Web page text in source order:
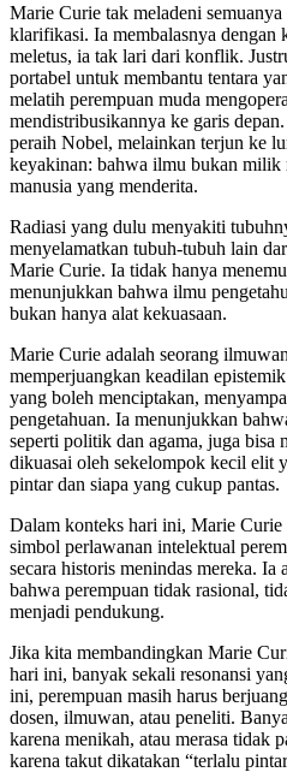
Marie Curie tak meladeni semuanya
klarifikasi. Ia membalasnya
meletus, ia tak lari dari konflik.
portabel untuk membantu tentara
melatih perempuan muda
mendistribusikannya ke garis
peraih Nobel, melainkan terjun ke
keyakinan: bahwa ilmu bukan milik
manusia yang menderita.
Radiasi yang dulu menyakiti
menyelamatkan tubuh-tubuh lain
Marie Curie. Ia tidak hanya
menunjukkan bahwa ilmu
bukan hanya alat kekuasaan.
Marie Curie adalah seorang
memperjuangkan keadilan
yang boleh menciptakan,
pengetahuan. Ia menunjukkan
seperti politik dan agama, juga bisa
dikuasai oleh sekelompok kecil elit
pintar dan siapa yang cukup pantas.
Dalam konteks hari ini, Marie Curie
simbol perlawanan intelektual
secara historis menindas mereka. Ia
bahwa perempuan tidak rasional,
menjadi pendukung.
Jika kita membandingkan Marie
hari ini, banyak sekali resonansi
ini, perempuan masih harus
dosen, ilmuwan, atau peneliti.
karena menikah, atau merasa tidak
karena takut dikatakan “terlalu